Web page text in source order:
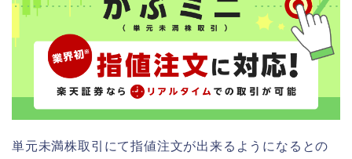
単元未満株取引にて指値注文が出来るようになるとの